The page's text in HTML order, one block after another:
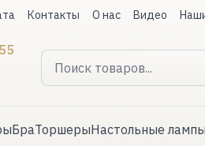
Контакты О нас Видео
БраТоршерыНастольные лампы